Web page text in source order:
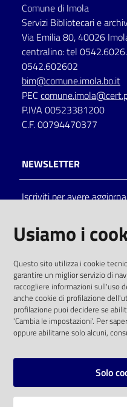
Comune di Imola
Servizi Bibliotecari e
Via Emilia 80, 40026
centralino: tel
0542.602602
bim@comune.imola.bo.it
PEC
P.IVA 00523381200
C.F. 00794470377
NEWSLETTER
Iscriviti per avere
solo alle condizioni
comunitaria 2003/98/CE
SOCIAL
Instagram
Usiamo i
Questo sito utilizza i cookie
garantire un miglior servizio di
raccogliere informazioni sull'uso
anche cookie di profilazione
profilazione puoi decidere se
'Cambia le impostazioni'. Per
oppure abilitarne solo alcuni,
Solo